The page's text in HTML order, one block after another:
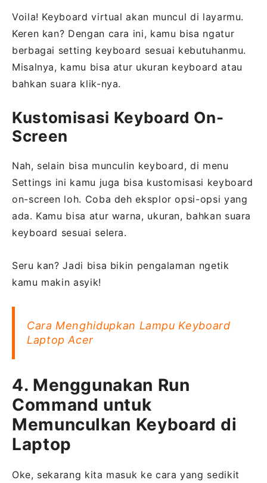
Voila! Keyboard virtual akan muncul di layarmu.
Keren kan? Dengan cara ini, kamu bisa ngatur
berbagai setting keyboard sesuai kebutuhanmu.
Misalnya, kamu bisa atur ukuran keyboard atau
bahkan suara klik-nya.
Kustomisasi Keyboard On-
Screen
Nah, selain bisa munculin keyboard, di menu
Settings ini kamu juga bisa kustomisasi keyboard
on-screen loh. Coba deh eksplor opsi-opsi yang
ada. Kamu bisa atur warna, ukuran, bahkan suara
keyboard sesuai selera.
Seru kan? Jadi bisa bikin pengalaman ngetik
kamu makin asyik!
Cara Menghidupkan Lampu Keyboard
Laptop Acer
4. Menggunakan Run
Command untuk
Memunculkan Keyboard di
Laptop
Oke, sekarang kita masuk ke cara yang sedikit